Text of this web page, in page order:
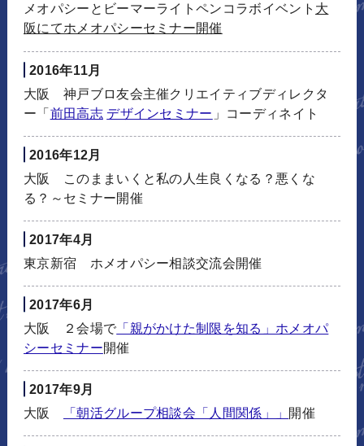
メオパシーとビーマーライトペンコラボイベント 大
阪にてホメオパシーセミナー開催
2016年11月
大阪 神戸ブロ友会主催クリエイティブディレクタ
ー「前田高志 デザインセミナー 」コーディネイト
2016年12月
大阪 このままいくと私の人生良くなる？悪くな
る？～セミナー開催
2017年4月
東京新宿 ホメオパシー相談交流会開催
2017年6月
大阪 ２会場で 「親がかけた制限を知る」ホメオパ
シーセミナー開催
2017年9月
大阪
「朝活グループ相談会「人間関係」」 開催